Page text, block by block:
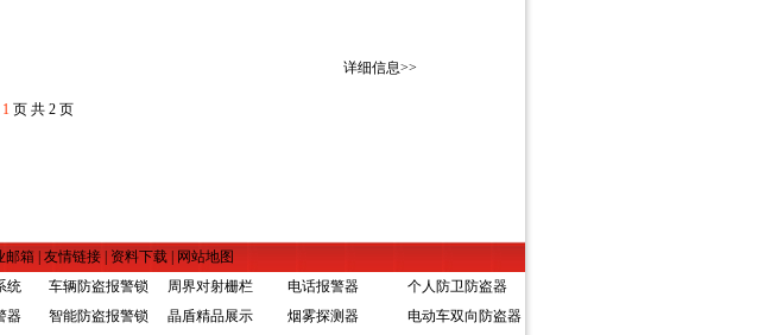
详细信息>>
页 共 2 页
邮箱 友情链接 资料下载
网站地图
统 车辆防盗报警锁 周界对射栅栏 电话报警器
个人防卫防盗器
器 智能防盗报警锁 晶盾精品展示 烟雾探测器
电动车双向防盗器